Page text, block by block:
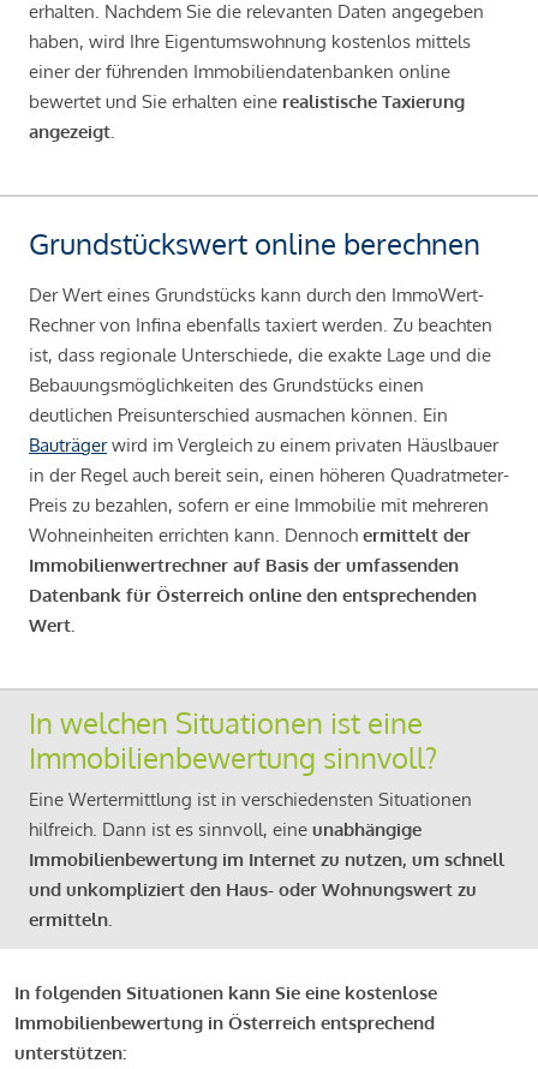
erhalten. Nachdem Sie die relevanten Daten angegeben
haben, wird Ihre Eigentumswohnung kostenlos mittels
einer der führenden Immobiliendatenbanken online
bewertet und Sie erhalten eine realistische Taxierung
angezeigt.
Grundstückswert online berechnen
Der Wert eines Grundstücks kann durch den ImmoWert-
Rechner von Infina ebenfalls taxiert werden. Zu beachten
ist, dass regionale Unterschiede, die exakte Lage und die
Bebauungsmöglichkeiten des Grundstücks einen
deutlichen Preisunterschied ausmachen können. Ein
Bauträgerwird im Vergleich zu einem privaten Häuslbauer
in der Regel auch bereit sein, einen höheren Quadratmeter-
Preis zu bezahlen, sofern er eine Immobilie mit mehreren
Wohneinheiten errichten kann. Dennoch ermittelt der
Immobilienwertrechner auf Basis der umfassenden
Datenbank für Österreich online den entsprechenden
Wert.
In welchen Situationen ist eine
Immobilienbewertung sinnvoll?
Eine Wertermittlung ist in verschiedensten Situationen
hilfreich. Dann ist es sinnvoll, eine unabhängige
Immobilienbewertung im Internet zu nutzen, um schnell
und unkompliziert den Haus- oder Wohnungswert zu
ermitteln.
In folgenden Situationen kann Sie eine kostenlose
Immobilienbewertung in Österreich entsprechend
unterstützen: